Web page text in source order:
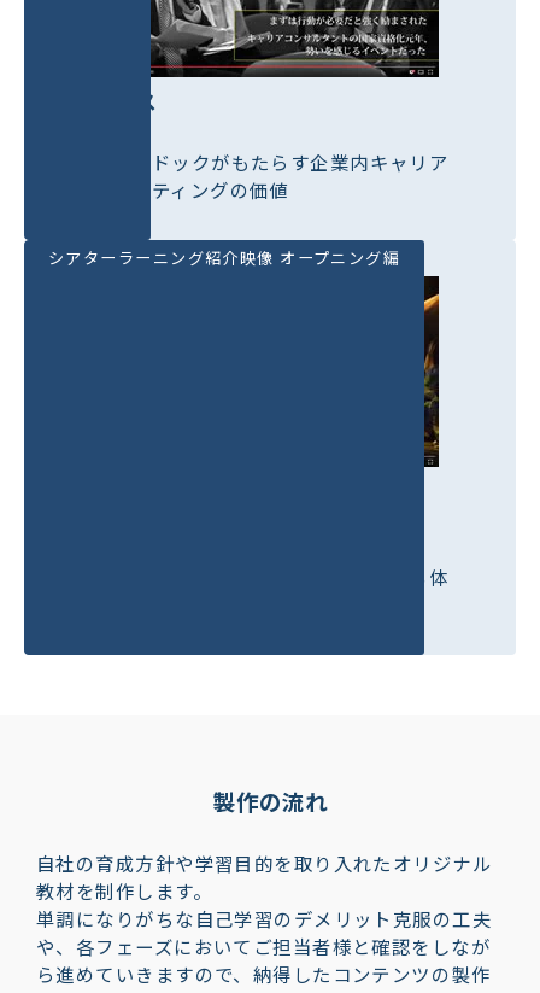
HRフェス
キャリアドックがもたらす企業内キャリア
コンサルティングの価値
音楽座ミュージカルと協働提供している体
シアターラーニング紹介映像 オープニング編
製作の流れ
自社の育成方針や学習目的を取り入れたオリジナル
教材を制作します。
単調になりがちな自己学習のデメリット克服の工夫
や、各フェーズにおいてご担当者様と確認をしなが
ら進めていきますので、納得したコンテンツの製作